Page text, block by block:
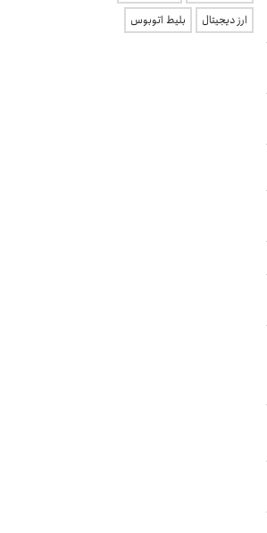
ارز دیجیتال
بلیط اتوبوس